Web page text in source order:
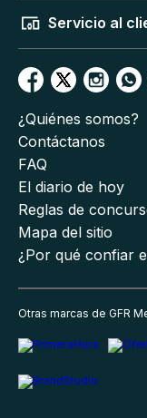
Servicio al
¿Quiénes somos?
Contáctanos
FAQ
El diario de hoy
Reglas de
Mapa del sitio
¿Por qué confiar
Otras marcas de GFR